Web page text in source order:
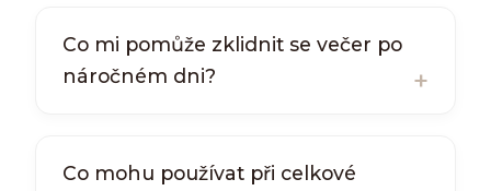
Co mi pomůže zklidnit se večer po
náročném dni?
Co mohu používat při celkové